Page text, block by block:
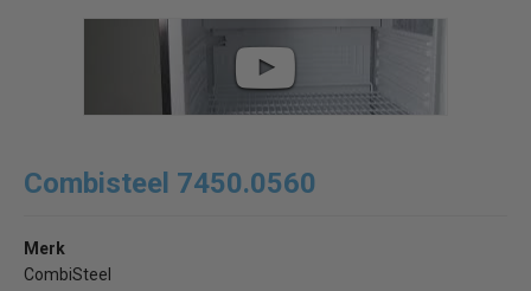
Combisteel 7450.0560
Merk
CombiSteel